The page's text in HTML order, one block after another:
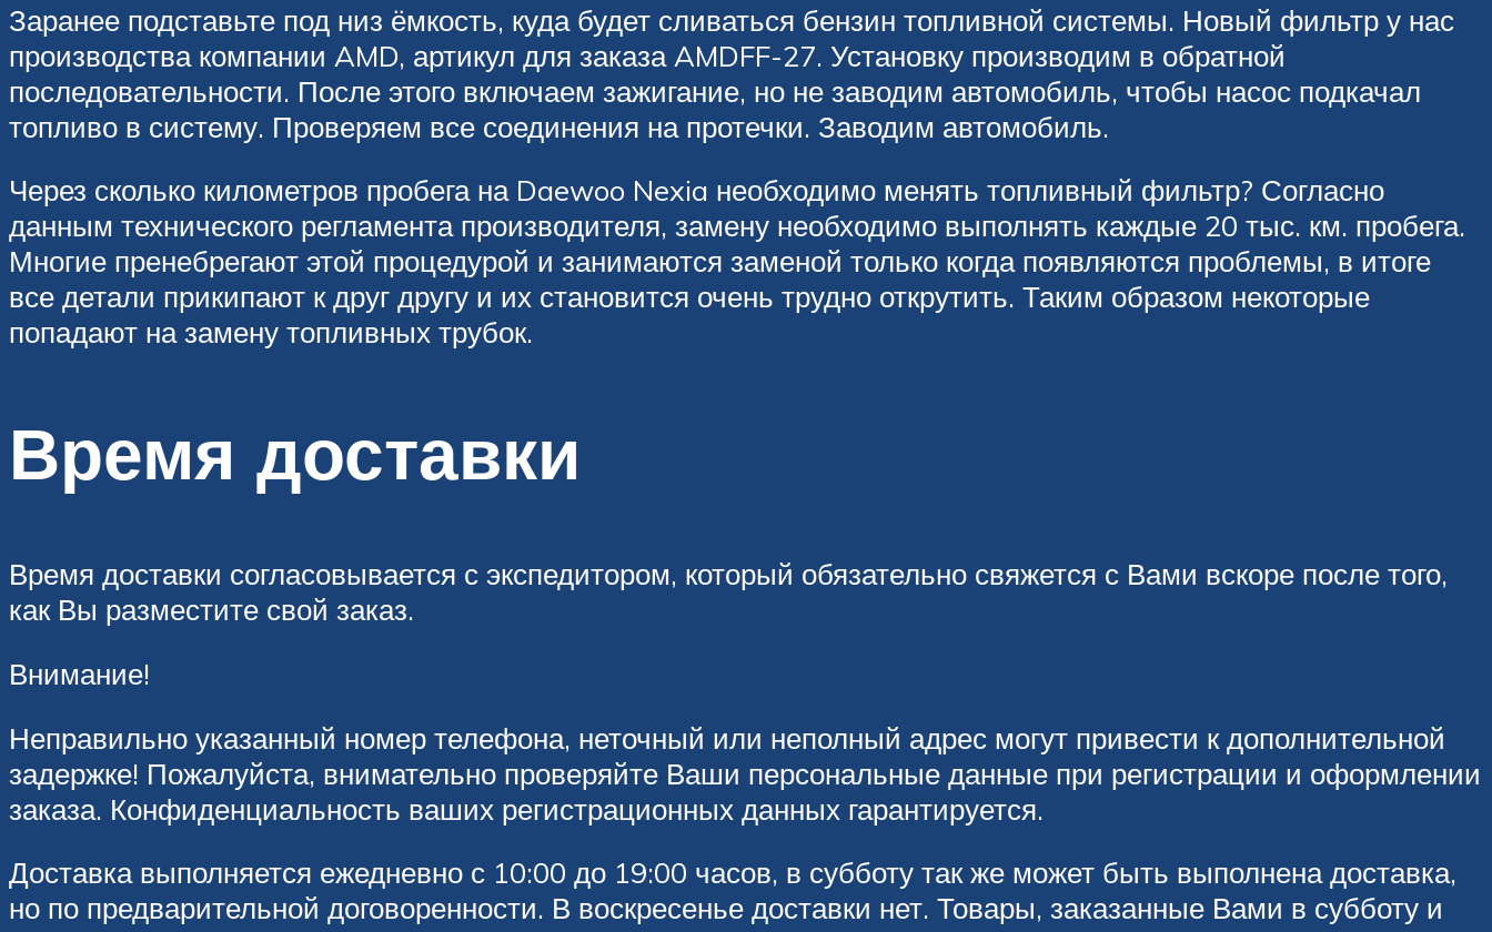
Заранее подставьте под низ ёмкость, куда будет сливаться бензин топливной системы. Новый фильтр у нас
производства компании AMD, артикул для заказа AMDFF-27. Установку производим в обратной
последовательности. После этого включаем зажигание, но не заводим автомобиль, чтобы насос подкачал
топливо в систему. Проверяем все соединения на протечки. Заводим автомобиль.
Через сколько километров пробега на Daewoo Nexia необходимо менять топливный фильтр? Согласно
данным технического регламента производителя, замену необходимо выполнять каждые 20 тыс. км. пробега.
Многие пренебрегают этой процедурой и занимаются заменой только когда появляются проблемы, в итоге
все детали прикипают к друг другу и их становится очень трудно открутить. Таким образом некоторые
попадают на замену топливных трубок.
Время доставки
Время доставки согласовывается с экспедитором, который обязательно свяжется с Вами вскоре после того,
как Вы разместите свой заказ.
Внимание!
Неправильно указанный номер телефона, неточный или неполный адрес могут привести к дополнительной
задержке! Пожалуйста, внимательно проверяйте Ваши персональные данные при регистрации и оформлении
заказа. Конфиденциальность ваших регистрационных данных гарантируется.
Доставка выполняется ежедневно с 10:00 до 19:00 часов, в субботу так же может быть выполнена доставка,
но по предварительной договоренности. В воскресенье доставки нет. Товары, заказанные Вами в субботу и